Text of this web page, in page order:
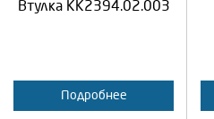
Втулка КК2394.02.003
Подробнее